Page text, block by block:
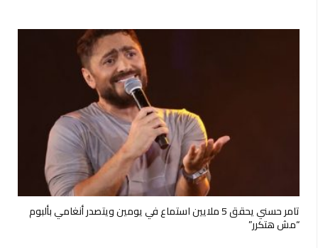
تامر حسني يحقق 5 ملايين استماع في يومين ويتصدر أنغامي بألبوم
“مش هتكرر”